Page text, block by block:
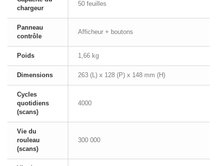
chargeur
50 feuilles
Panneau
contrôle
Afficheur + boutons
Poids 1,66 kg
Dimensions 263 (L) x 128 (P) x 148 mm (H)
Cycles
quotidiens
(scans)
4000
Vie du
rouleau
(scans)
300 000